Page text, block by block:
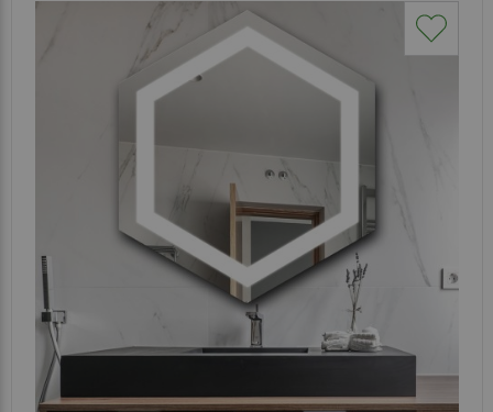
Упаковка
Оплата
Шкафчики
Reflex
наличии